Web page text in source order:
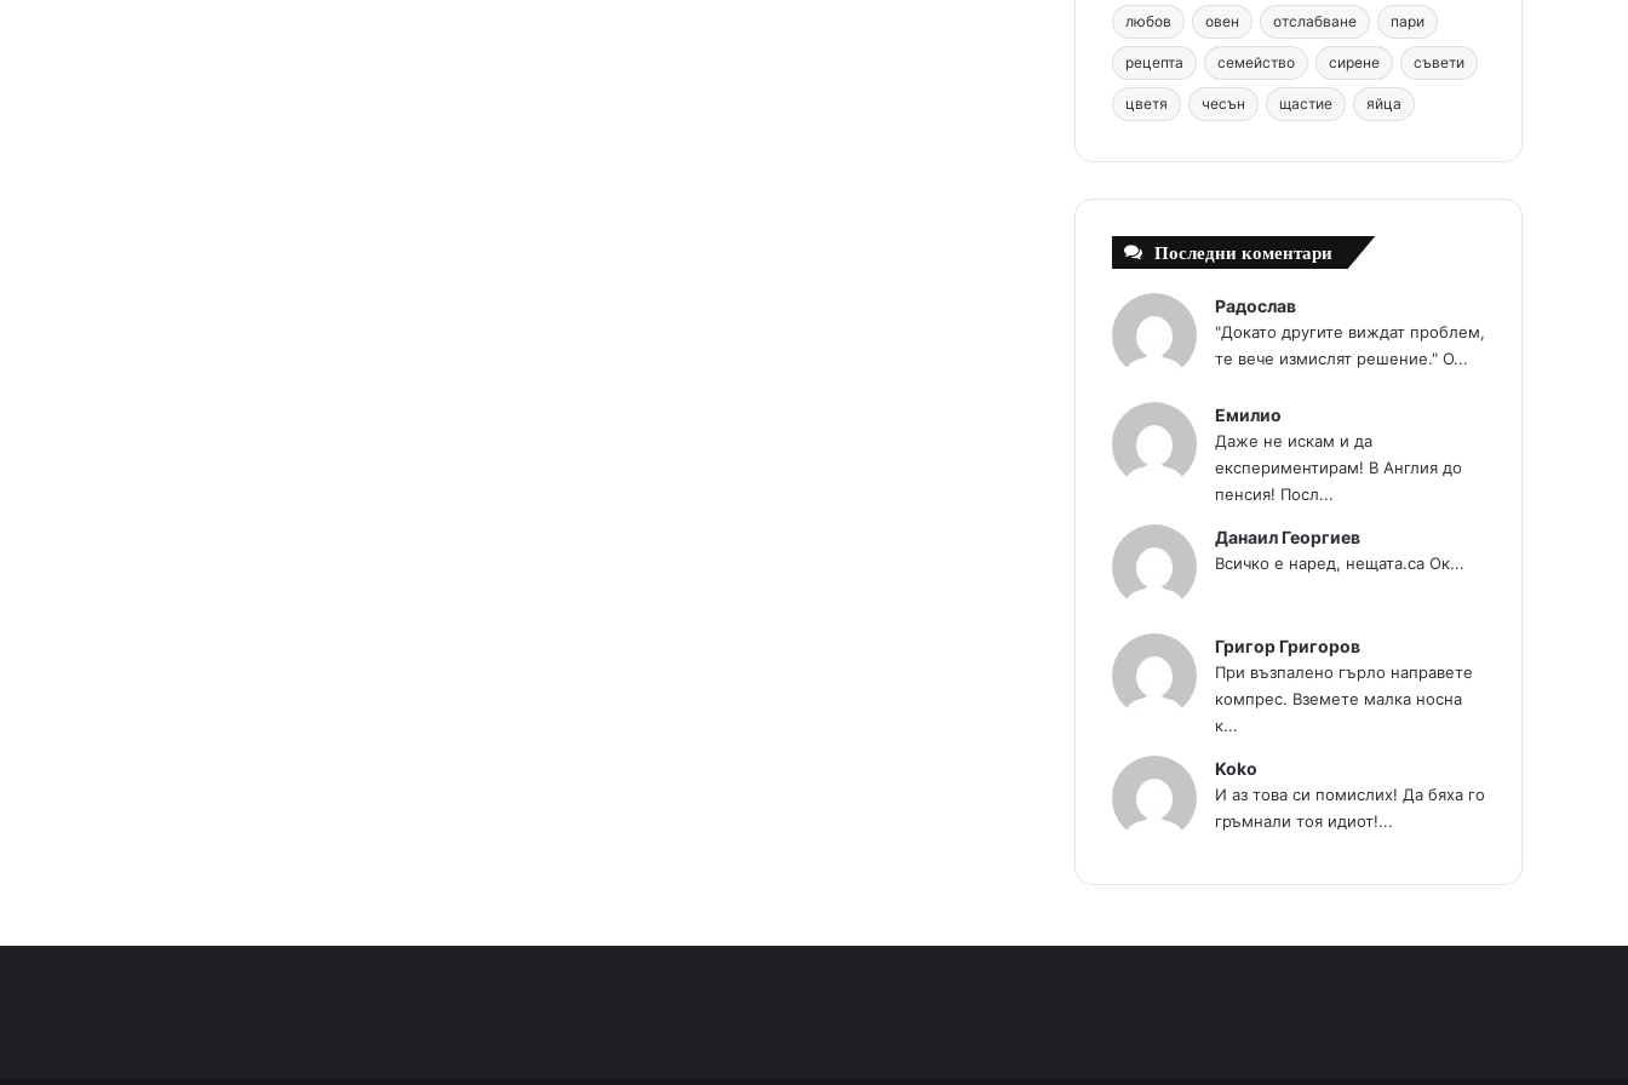
t
m
любов овен отслабване пари
рецепта семейство сирене съвети
цветя чесън щастие яйца
Последни коментари
Радослав
"Докато другите виждат проблем,
те вече измислят решение." О...
Емилио
Даже не искам и да
експериментирам! В Англия до
пенсия! Посл...
Данаил Георгиев
Всичко е наред, нещата.са Ок...
Григор Григоров
При възпалено гърло направете
компрес. Вземете малка носна
к...
Koko
И аз това си помислих! Да бяха го
гръмнали тоя идиот!...